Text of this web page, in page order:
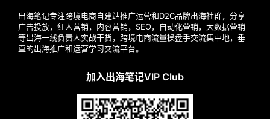
出海笔记专注跨境电商自建站推广运营和D2C品牌出海社群，分享
广告投放，红人营销，内容营销，SEO，自动化营销，大数据营销
等出海一线负责人实战干货，跨境电商流量操盘手交流集中地，垂
直的出海推广和运营学习交流平台。
加入出海笔记VIP Club